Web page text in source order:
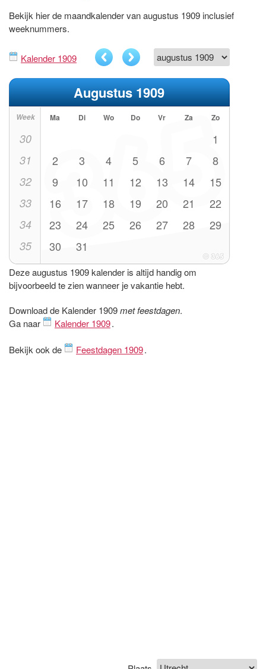
Bekijk hier de maandkalender van augustus 1909 inclusief
weeknummers.
Kalender 1909
Augustus 1909
Week Ma Di Wo Do Vr Za Zo
30 1
31 2 3 4 5 6 7 8
32 9 10 11 12 13 14 15
33 16 17 18 19 20 21 22
34 23 24 25 26 27 28 29
35 30 31
Deze augustus 1909 kalender is altijd handig om
bijvoorbeeld te zien wanneer je vakantie hebt.
Download de Kalender 1909met feestdagen.
Ga naar
Kalender 1909.
Bekijk ook de Feestdagen 1909.